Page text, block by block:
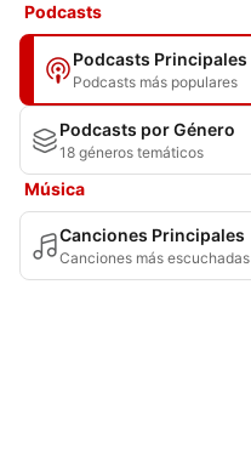
Podcasts
Podcasts Principales
Podcasts más populares
Podcasts por Género
18 géneros temáticos
Música
Canciones Principales
Canciones más escuchadas